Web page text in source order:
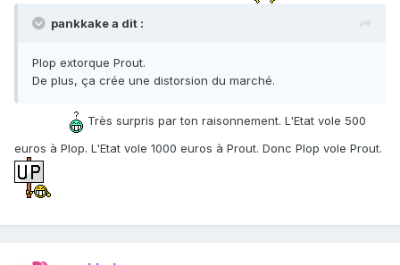
pankkake a dit :
Plop extorque Prout.
De plus, ça crée une distorsion du marché.
Très surpris par ton raisonnement. L'Etat vole 500
euros à Plop. L'Etat vole 1000 euros à Prout. Donc Plop vole Prout.